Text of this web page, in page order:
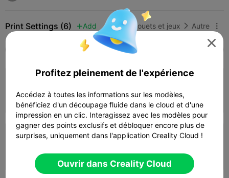
Print Settings (6)  Add Jouets et jeux  Autre 
K2 Plus K2 Pro
 06h 58m  1 plates  63.86g
0.2mm layer, 2 walls, 15% infill
 02h 06m  1 plates  30.40g


Profitez pleinement de l'expérience
Accédez à toutes les informations sur les modèles,
bénéficiez d'un découpage fluide dans le cloud et d'une
impression en un clic. Interagissez avec les modèles pour
gagner des points exclusifs et débloquer encore plus de
surprises, uniquement dans l'application Creality Cloud !
Ouvrir dans Creality Cloud